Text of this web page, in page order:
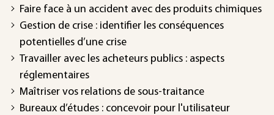
Faire face à un accident avec des produits chimiques
Gestion de crise : identifier les conséquences
potentielles d’une crise
Travailler avec les acheteurs publics : aspects
réglementaires
Maîtriser vos relations de sous-traitance
Bureaux d’études : concevoir pour l'utilisateur